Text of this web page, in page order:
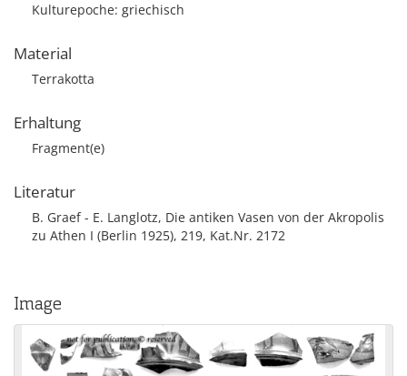
Kulturepoche: griechisch
Material
Terrakotta
Erhaltung
Fragment(e)
Literatur
B. Graef - E. Langlotz, Die antiken Vasen von der Akropolis
zu Athen I (Berlin 1925), 219, Kat.Nr. 2172
Image